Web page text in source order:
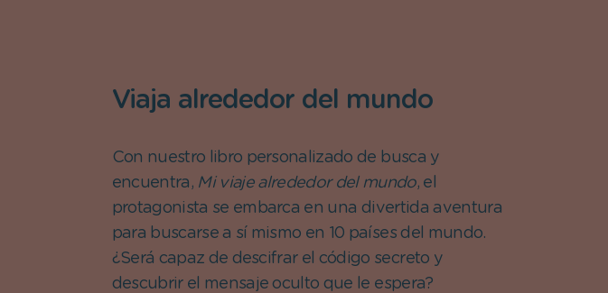
Viaja alrededor del mundo
Con nuestro libro personalizado de busca y
encuentra, Mi viaje alrededor del mundo, el
protagonista se embarca en una divertida aventura
para buscarse a sí mismo en 10 países del mundo.
¿Será capaz de descifrar el código secreto y
descubrir el mensaje oculto que le espera?